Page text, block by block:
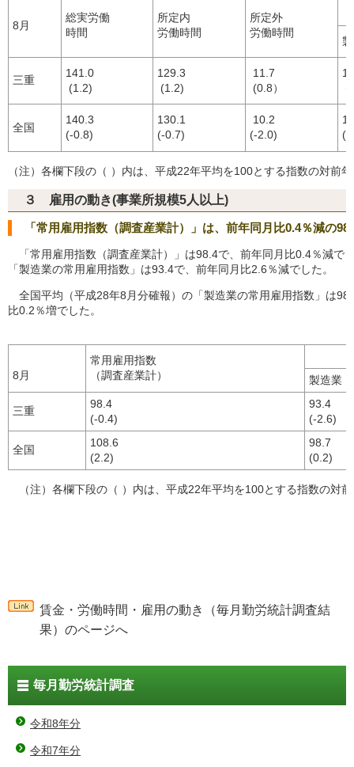
8月
総実労働
時間
所定内
労働時間
所定外
労働時間
三重
141.0
(1.2)
129.3
(1.2)
11.7
(0.8）
全国
140.3
(-0.8)
130.1
(-0.7)
10.2
(-2.0)
(-
（注）各欄下段の（ ）内は、平成22年平均を100とする指数の対前
３ 雇用の動き(事業所規模5人以上)
「常用雇用指数（調査産業計）」は、前年同月比0.4％減の
「常用雇用指数（調査産業計）」は98.4で、前年同月比0.4％減で
「製造業の常用雇用指数」は93.4で、前年同月比2.6％減でした。
全国平均（平成28年8月分確報）の「製造業の常用雇用指数」は
比0.2％増でした。
8月
常用雇用指数
（調査産業計）
製造業
三重
98.4
(-0.4)
93.4
(-2.6)
全国
108.6
(2.2)
98.7
(0.2)
（注）各欄下段の（ ）内は、平成22年平均を100とする指数の対
賃金・労働時間・雇用の動き（毎月勤労統計調査結
果）のページへ
毎月勤労統計調査
令和8年分
令和7年分